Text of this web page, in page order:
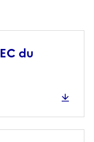
du